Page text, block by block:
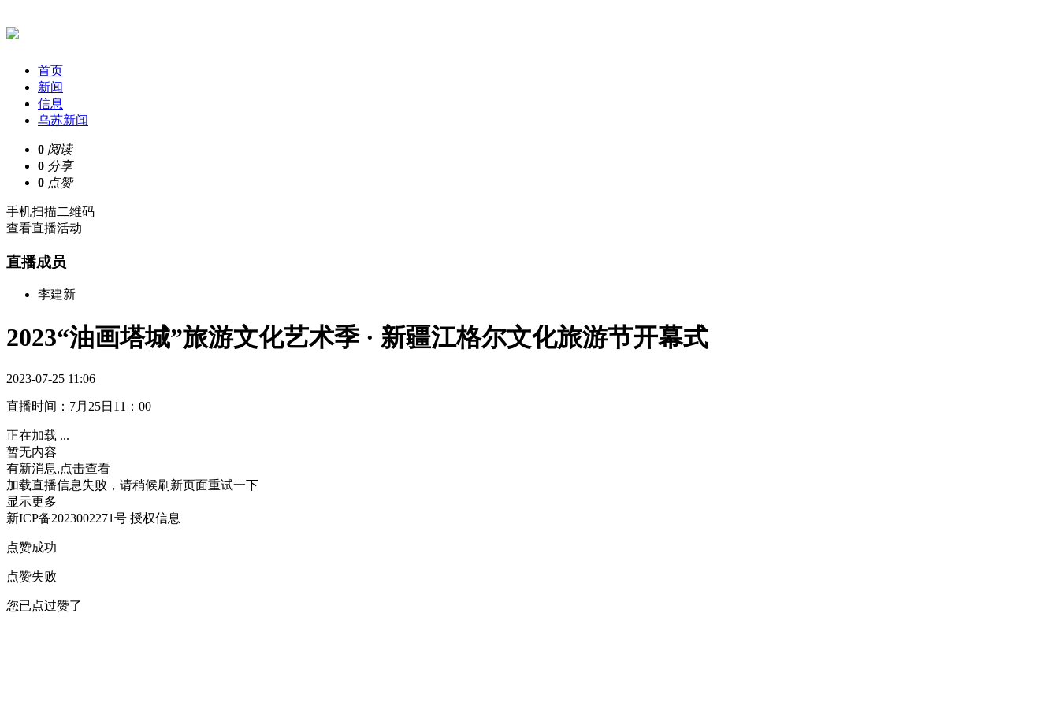
首页
新闻
信息
乌苏新闻
0 阅读
0 分享
0 点赞
手机扫描二维码
查看直播活动
直播成员
李建新
2023“油画塔城”旅游文化艺术季 · 新疆江格尔文化旅游节开幕式
2023-07-25 11:06
直播时间：7月25日11：00
正在加载 ...
暂无内容
有新消息,点击查看
加载直播信息失败，请稍候刷新页面重试一下
显示更多
新ICP备2023002271号 授权信息
点赞成功
点赞失败
您已点过赞了